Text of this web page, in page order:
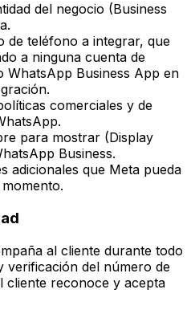
del negocio (Business
de teléfono a integrar, que
a ninguna cuenta de
WhatsApp Business App en
comerciales y de
para mostrar (Display
Business.
adicionales que Meta pueda
al cliente durante todo
verificación del número de
cliente reconoce y acepta